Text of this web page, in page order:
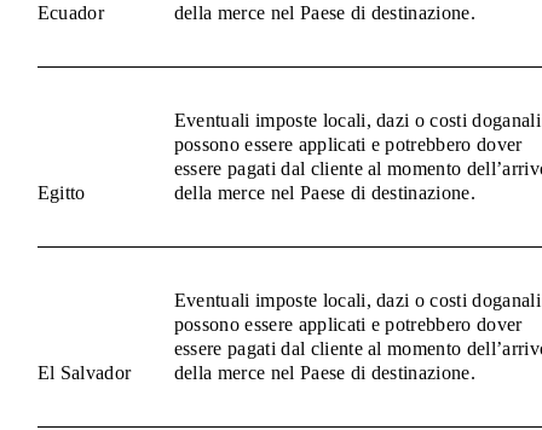
Ecuador
della merce nel Paese di destinazione.
Egitto
Eventuali imposte locali, dazi o costi doganali
possono essere applicati e potrebbero dover
essere pagati dal cliente al momento
della merce nel Paese di destinazione.
El Salvador
Eventuali imposte locali, dazi o costi doganali
possono essere applicati e potrebbero dover
essere pagati dal cliente al momento
della merce nel Paese di destinazione.